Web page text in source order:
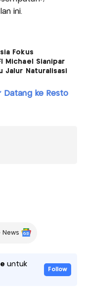
ini.
Fokus
Michael Sianipar
Jalur Naturalisasi
Datang ke Resto
News
untuk
Follow